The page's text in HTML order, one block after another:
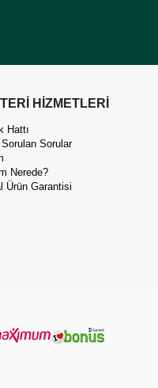
HİZMETLERİ
Hattı
Sorular
Nerede?
Ürün Garantisi